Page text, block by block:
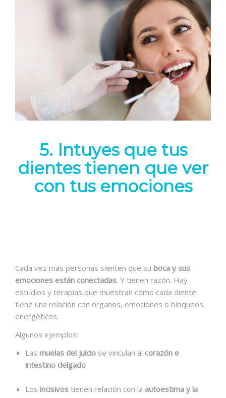
5. Intuyes que tus
dientes tienen que ver
con tus emociones
Cada vez más personas sienten que su boca y sus
emociones están conectadas. Y tienen razón. Hay
estudios y terapias que muestran cómo cada diente
tiene una relación con órganos, emociones o bloqueos
energéticos.
Algunos ejemplos:
Las muelas del juicio se vinculan al corazón e
intestino delgado
Los incisivos tienen relación con la autoestima y la